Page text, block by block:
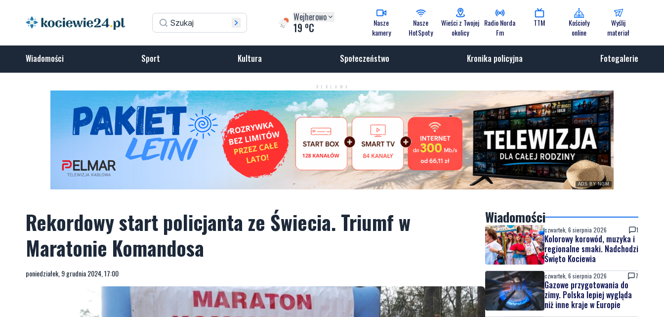
Wejherowo
19 oC
Nasze
kamery
Nasze
HotSpoty
Wieści z Twojej
okolicy
Radio Norda
Fm
TTM
Kościoły
online
Wyślij
materiał
Wiadomości Sport Kultura Społeczeństwo Kronika policyjna Fotogalerie
REKLAMA
ADS BY NGM
Rekordowy start policjanta ze Świecia. Triumf w
Maratonie Komandosa
poniedziałek, 9 grudnia 2024, 17:00
Wiadomości
czwartek, 6 sierpnia 2026 1
Kolorowy korowód, muzyka i
regionalne smaki. Nadchodzi
Święto Kociewia
czwartek, 6 sierpnia 2026 7
Gazowe przygotowania do
zimy. Polska lepiej wygląda
niż inne kraje w Europie